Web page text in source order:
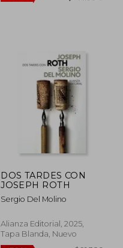
50%
dcto.
DOS TARDES CON
JOSEPH ROTH
Sergio Del Molino
Alianza Editorial, 2025,
Tapa Blanda, Nuevo